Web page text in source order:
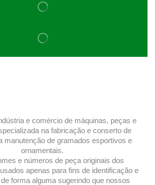
e comércio de máquinas, peças e
na fabricação e conserto de
manutenção de gramados esportivos e
ornamentais.
e números de peça originais dos
​​apenas para fins de identificação e
forma alguma sugerindo que nossos